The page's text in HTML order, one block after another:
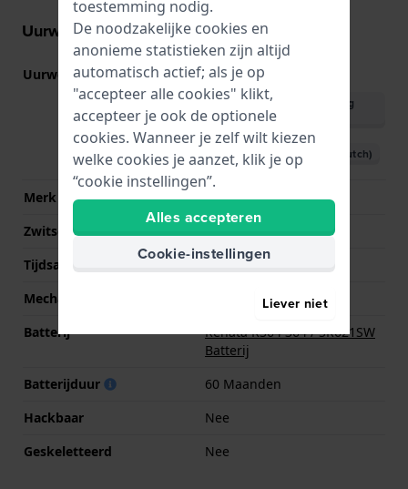
Uurwerk informatie
Uurwerk nr. GL22( Bekijk specificaties
Download handleiding
(English)
Download handleiding (Dutch)
Merk uurwerk
Miyota
Zwitsers uurwerk
Tijdsaanduiding
Analoog
Mechanisme
Batterij
Renata R364 364 / SR621SW
Batterij
Batterijduur
60 Maanden
Hackbaar
Nee
Geskeletteerd
Nee
toestemming nodig.
De noodzakelijke cookies en
anonieme statistieken zijn altijd
automatisch actief; als je op
"accepteer alle cookies" klikt,
accepteer je ook de optionele
cookies. Wanneer je zelf wilt kiezen
welke cookies je aanzet, klik je op
“cookie instellingen”.
Alles accepteren
Cookie-instellingen
Liever niet